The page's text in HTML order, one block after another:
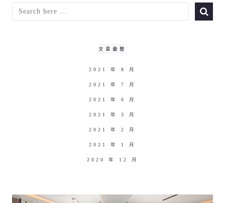
SEARCH
文章彙整
2021 年 8 月
2021 年 7 月
2021 年 6 月
2021 年 3 月
2021 年 2 月
2021 年 1 月
2020 年 12 月